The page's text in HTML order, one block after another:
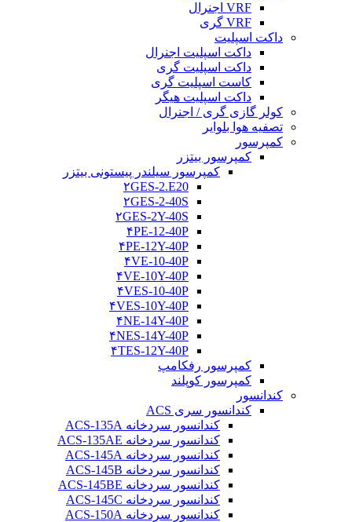
VRF اجنرال
VRF گری
داکت اسپلیت
داکت اسپلیت اجنرال
داکت اسپلیت گری
کاست اسپلیت گری
داکت اسپلیت هیگر
کولر گازی گری / اجنرال
تصفیه هوا بلوایر
کمپرسور
کمپرسور بیتزر
کمپرسور سیلندر پیستونی بیتزر
۲GES-2.E20
۲GES-2-40S
۲GES-2Y-40S
۴PE-12-40P
۴PE-12Y-40P
۴VE-10-40P
۴VE-10Y-40P
۴VES-10-40P
۴VES-10Y-40P
۴NE-14Y-40P
۴NES-14Y-40P
۴TES-12Y-40P
کمپرسور رفکامپ
کمپرسور کوپلند
کندانسور
کندانسور سری ACS
کندانسور سردخانه ACS-135A
کندانسور سردخانه ACS-135AE
کندانسور سردخانه ACS-145A
کندانسور سردخانه ACS-145B
کندانسور سردخانه ACS-145BE
کندانسور سردخانه ACS-145C
کندانسور سردخانه ACS-150A